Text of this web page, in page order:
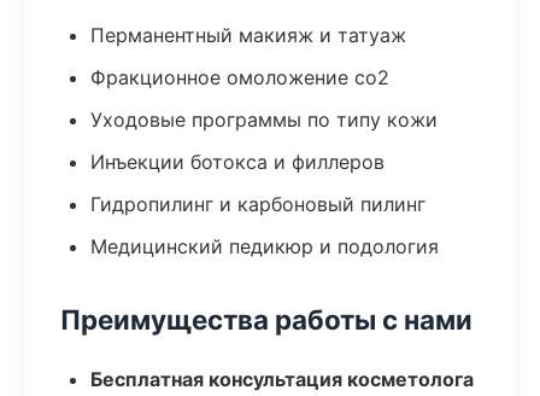
Перманентный макияж и татуаж
Фракционное омоложение co2
Уходовые программы по типу кожи
Инъекции ботокса и филлеров
Гидропилинг и карбоновый пилинг
Медицинский педикюр и подология
Преимущества работы с нами
Бесплатная консультация косметолога